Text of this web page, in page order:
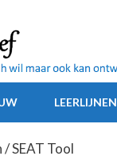
LEERLIJNEN
/ SEAT Tool